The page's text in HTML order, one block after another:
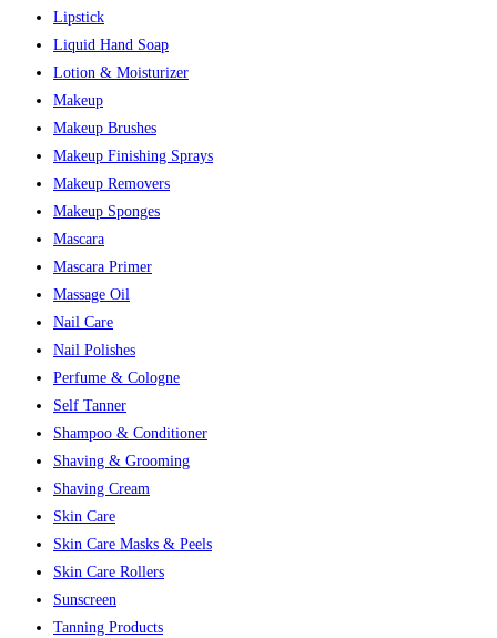
Lipstick
Liquid Hand Soap
Lotion & Moisturizer
Makeup
Makeup Brushes
Makeup Finishing Sprays
Makeup Removers
Makeup Sponges
Mascara
Mascara Primer
Massage Oil
Nail Care
Nail Polishes
Perfume & Cologne
Self Tanner
Shampoo & Conditioner
Shaving & Grooming
Shaving Cream
Skin Care
Skin Care Masks & Peels
Skin Care Rollers
Sunscreen
Tanning Products